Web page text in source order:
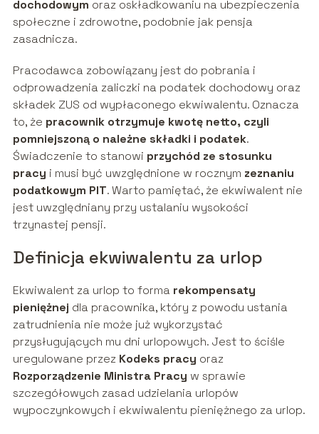
dochodowym oraz oskładkowaniu na ubezpieczenia
społeczne i zdrowotne, podobnie jak pensja
zasadnicza.
Pracodawca zobowiązany jest do pobrania i
odprowadzenia zaliczki na podatek dochodowy oraz
składek ZUS od wypłaconego ekwiwalentu. Oznacza
to, że pracownik otrzymuje kwotę netto, czyli
pomniejszoną o należne składki i podatek.
Świadczenie to stanowi przychód ze stosunku
pracy i musi być uwzględnione w rocznym zeznaniu
podatkowym PIT. Warto pamiętać, że ekwiwalent nie
jest uwzględniany przy ustalaniu wysokości
trzynastej pensji.
Definicja ekwiwalentu za urlop
Ekwiwalent za urlop to forma rekompensaty
pieniężnej dla pracownika, który z powodu ustania
zatrudnienia nie może już wykorzystać
przysługujących mu dni urlopowych. Jest to ściśle
uregulowane przez Kodeks pracy oraz
Rozporządzenie Ministra Pracy w sprawie
szczegółowych zasad udzielania urlopów
wypoczynkowych i ekwiwalentu pieniężnego za urlop.